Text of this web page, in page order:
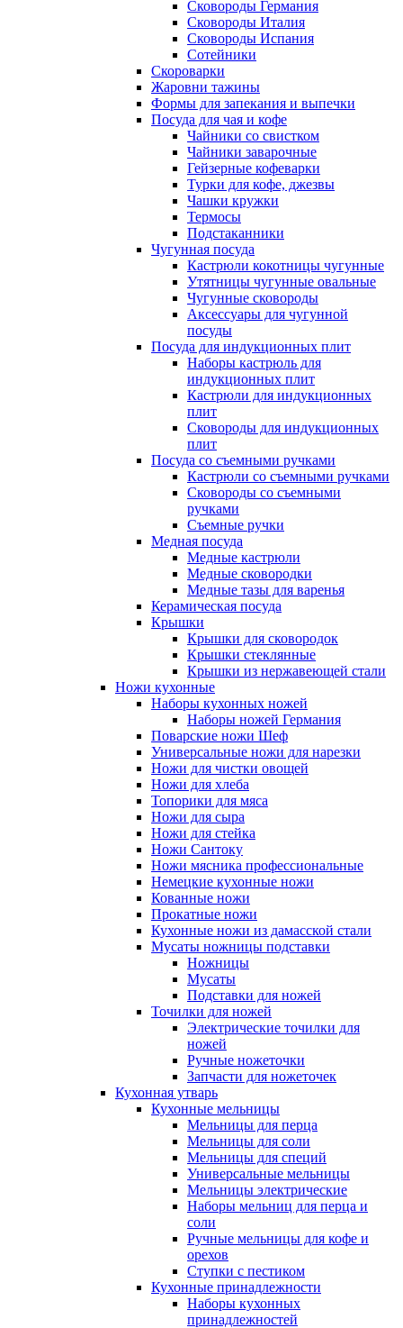
Сковороды Германия
Сковороды Италия
Сковороды Испания
Сотейники
Скороварки
Жаровни тажины
Формы для запекания и выпечки
Посуда для чая и кофе
Чайники со свистком
Чайники заварочные
Гейзерные кофеварки
Турки для кофе, джезвы
Чашки кружки
Термосы
Подстаканники
Чугунная посуда
Кастрюли кокотницы чугунные
Утятницы чугунные овальные
Чугунные сковороды
Аксессуары для чугунной
посуды
Посуда для индукционных плит
Наборы кастрюль для
индукционных плит
Кастрюли для индукционных
плит
Сковороды для индукционных
плит
Посуда со съемными ручками
Кастрюли со съемными ручками
Сковороды со съемными
ручками
Съемные ручки
Медная посуда
Медные кастрюли
Медные сковородки
Медные тазы для варенья
Керамическая посуда
Крышки
Крышки для сковородок
Крышки стеклянные
Крышки из нержавеющей стали
Ножи кухонные
Наборы кухонных ножей
Наборы ножей Германия
Поварские ножи Шеф
Универсальные ножи для нарезки
Ножи для чистки овощей
Ножи для хлеба
Топорики для мяса
Ножи для сыра
Ножи для стейка
Ножи Сантоку
Ножи мясника профессиональные
Немецкие кухонные ножи
Кованные ножи
Прокатные ножи
Кухонные ножи из дамасской стали
Мусаты ножницы подставки
Ножницы
Мусаты
Подставки для ножей
Точилки для ножей
Электрические точилки для
ножей
Ручные ножеточки
Запчасти для ножеточек
Кухонная утварь
Кухонные мельницы
Мельницы для перца
Мельницы для соли
Мельницы для специй
Универсальные мельницы
Мельницы электрические
Наборы мельниц для перца и
соли
Ручные мельницы для кофе и
орехов
Ступки с пестиком
Кухонные принадлежности
Наборы кухонных
принадлежностей